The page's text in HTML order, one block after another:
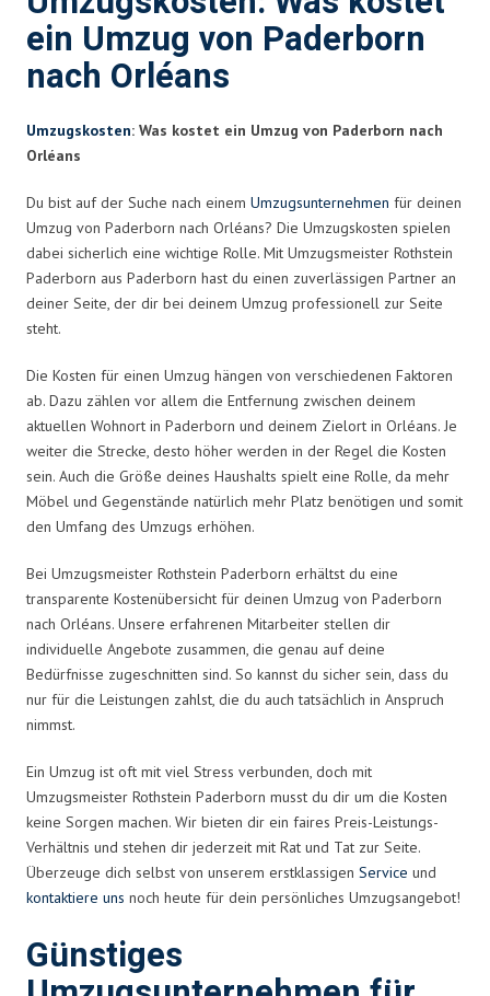
ein Umzug von Paderborn
nach Orléans
Umzugskosten: Was kostet ein Umzug von Paderborn nach
Orléans
Du bist auf der Suche nach einem Umzugsunternehmen für deinen
Umzug von Paderborn nach Orléans? Die Umzugskosten spielen
dabei sicherlich eine wichtige Rolle. Mit Umzugsmeister Rothstein
Paderborn aus Paderborn hast du einen zuverlässigen Partner an
deiner Seite, der dir bei deinem Umzug professionell zur Seite
steht.
Die Kosten für einen Umzug hängen von verschiedenen Faktoren
ab. Dazu zählen vor allem die Entfernung zwischen deinem
aktuellen Wohnort in Paderborn und deinem Zielort in Orléans. Je
weiter die Strecke, desto höher werden in der Regel die Kosten
sein. Auch die Größe deines Haushalts spielt eine Rolle, da mehr
Möbel und Gegenstände natürlich mehr Platz benötigen und somit
den Umfang des Umzugs erhöhen.
Bei Umzugsmeister Rothstein Paderborn erhältst du eine
transparente Kostenübersicht für deinen Umzug von Paderborn
nach Orléans. Unsere erfahrenen Mitarbeiter stellen dir
individuelle Angebote zusammen, die genau auf deine
Bedürfnisse zugeschnitten sind. So kannst du sicher sein, dass du
nur für die Leistungen zahlst, die du auch tatsächlich in Anspruch
nimmst.
Ein Umzug ist oft mit viel Stress verbunden, doch mit
Umzugsmeister Rothstein Paderborn musst du dir um die Kosten
keine Sorgen machen. Wir bieten dir ein faires Preis-Leistungs-
Verhältnis und stehen dir jederzeit mit Rat und Tat zur Seite.
Überzeuge dich selbst von unserem erstklassigen Service und
kontaktiere uns noch heute für dein persönliches Umzugsangebot!
Günstiges